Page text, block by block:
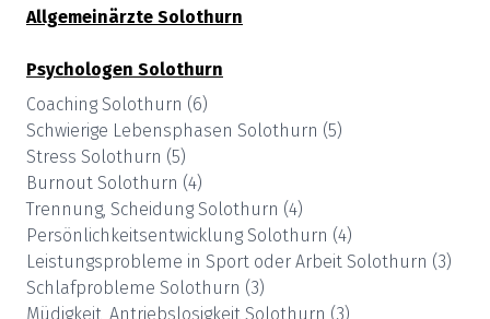
Allgemeinärzte Solothurn
Psychologen Solothurn
Coaching Solothurn (6)
Schwierige Lebensphasen Solothurn (5)
Stress Solothurn (5)
Burnout Solothurn (4)
Trennung, Scheidung Solothurn (4)
Persönlichkeitsentwicklung Solothurn (4)
Leistungsprobleme in Sport oder Arbeit Solothurn (3)
Schlafprobleme Solothurn (3)
Müdigkeit, Antriebslosigkeit Solothurn (3)